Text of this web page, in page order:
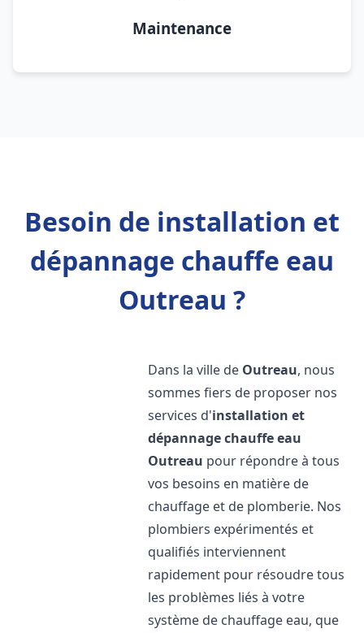
Maintenance
Besoin de installation et
dépannage chauffe eau
Outreau ?
Dans la ville de Outreau, nous
sommes fiers de proposer nos
services d'installation et
dépannage chauffe eau
Outreau pour répondre à tous
vos besoins en matière de
chauffage et de plomberie. Nos
plombiers expérimentés et
qualifiés interviennent
rapidement pour résoudre tous
les problèmes liés à votre
système de chauffage eau, que